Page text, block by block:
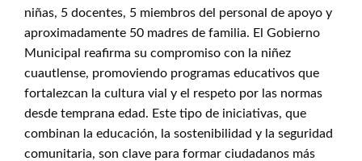
niñas, 5 docentes, 5 miembros del personal de apoyo y
aproximadamente 50 madres de familia. El Gobierno
Municipal reafirma su compromiso con la niñez
cuautlense, promoviendo programas educativos que
fortalezcan la cultura vial y el respeto por las normas
desde temprana edad. Este tipo de iniciativas, que
combinan la educación, la sostenibilidad y la seguridad
comunitaria, son clave para formar ciudadanos más